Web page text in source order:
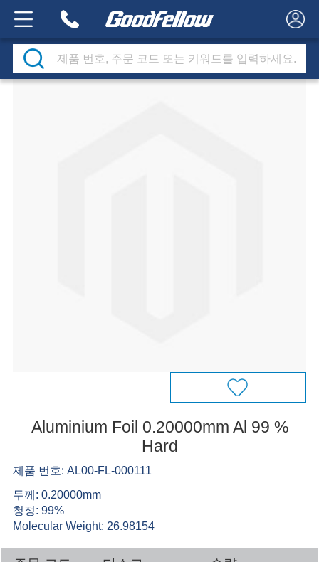
Aluminium Foil 0.20000mm Al 99 %
Hard
제품 번호: AL00-FL-000111
두께: 0.20000mm
청정: 99%
Molecular Weight: 26.98154